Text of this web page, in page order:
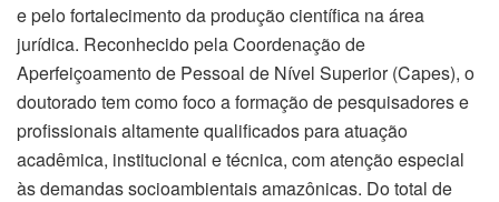
e pelo fortalecimento da produção científica na área
jurídica. Reconhecido pela Coordenação de
Aperfeiçoamento de Pessoal de Nível Superior (Capes), o
doutorado tem como foco a formação de pesquisadores e
profissionais altamente qualificados para atuação
acadêmica, institucional e técnica, com atenção especial
às demandas socioambientais amazônicas. Do total de